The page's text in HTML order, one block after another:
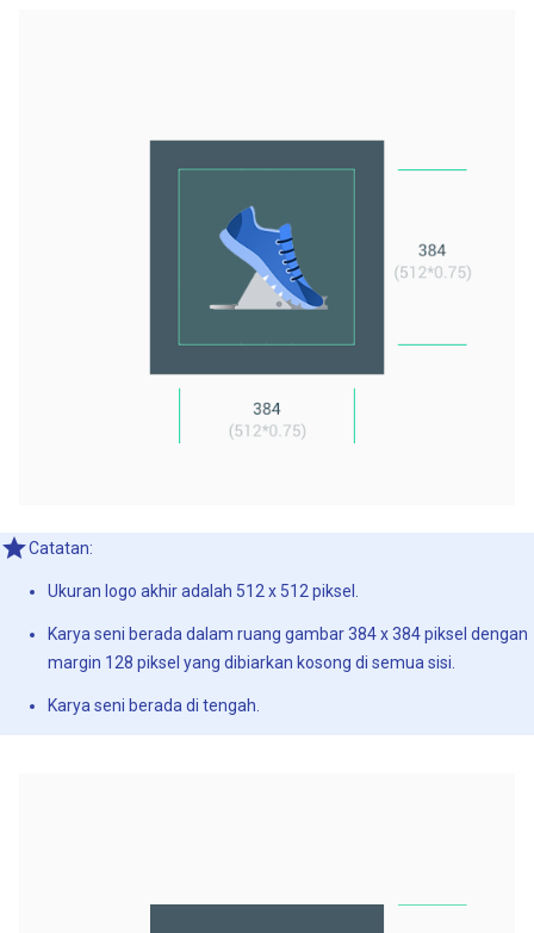
Catatan:
Ukuran logo akhir adalah 512 x 512 piksel.
Karya seni berada dalam ruang gambar 384 x 384 piksel dengan
margin 128 piksel yang dibiarkan kosong di semua sisi.
Karya seni berada di tengah.